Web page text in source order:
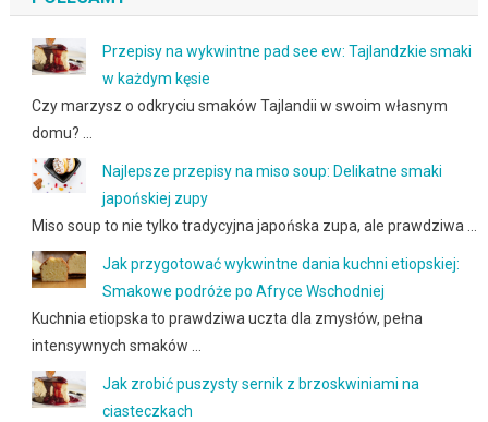
Przepisy na wykwintne pad see ew: Tajlandzkie smaki
w każdym kęsie
Czy marzysz o odkryciu smaków Tajlandii w swoim własnym
domu? …
Najlepsze przepisy na miso soup: Delikatne smaki
japońskiej zupy
Miso soup to nie tylko tradycyjna japońska zupa, ale prawdziwa …
Jak przygotować wykwintne dania kuchni etiopskiej:
Smakowe podróże po Afryce Wschodniej
Kuchnia etiopska to prawdziwa uczta dla zmysłów, pełna
intensywnych smaków …
Jak zrobić puszysty sernik z brzoskwiniami na
ciasteczkach